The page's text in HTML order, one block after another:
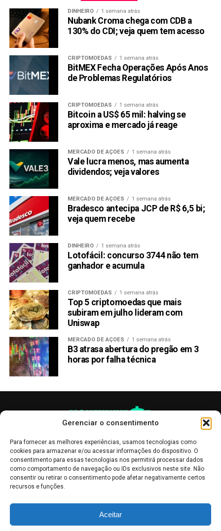
Gerenciar o consentimento
Para fornecer as melhores experiências, usamos tecnologias como
cookies para armazenar e/ou acessar informações do dispositivo. O
consentimento para essas tecnologias nos permitirá processar dados
como comportamento de navegação ou IDs exclusivos neste site. Não
consentir ou retirar o consentimento pode afetar negativamente certos
recursos e funções.
Aceitar
DINHEIRO 1 semana atrás
Nubank Croma chega com CDB a
130% do CDI; veja quem tem acesso
CRIPTOMOEDAS 1 semana atrás
BitMEX Fecha Operações Após Anos
de Problemas Regulatórios
CRIPTOMOEDAS 1 semana atrás
Bitcoin a US$ 65 mil: halving se
aproxima e mercado já reage
MERCADO DE AÇÕES 1 semana atrás
Vale lucra menos, mas aumenta
dividendos; veja valores
MERCADO DE AÇÕES 1 semana atrás
Bradesco antecipa JCP de R$ 6,5 bi;
veja quem recebe
DINHEIRO 1 semana atrás
Lotofácil: concurso 3744 não tem
ganhador e acumula
CRIPTOMOEDAS 1 semana atrás
Top 5 criptomoedas que mais
subiram em julho lideram com
Uniswap
MERCADO DE AÇÕES 1 semana atrás
B3 atrasa abertura do pregão em 3
horas por falha técnica
informativo, servindo como boletins de divulgação, e não devem ser
interpretadas como recomendações de investimento.Leia mais